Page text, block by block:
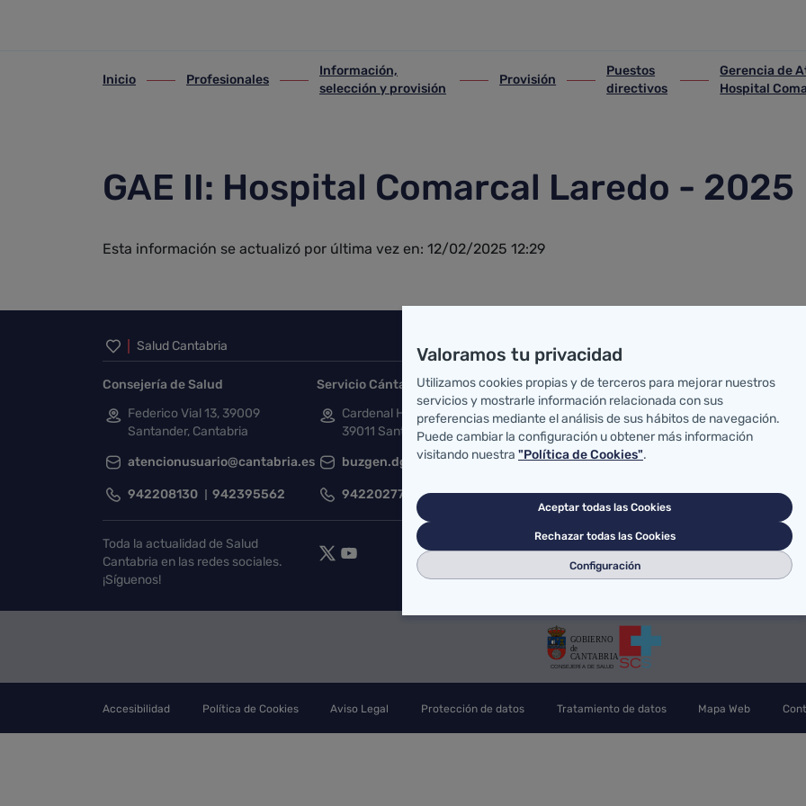
ir-a inicio
Inicio
ir-a Profesionales
Profesionales
ir-a Información, selección y provisión
Información,
selección y provisión
ir-a Provisión
Provisión
ir-a Puestos directivos
Puestos
directivos
ir-a Gerencia de
Gerencia de
Hospital
GAE II: Hospital Comarcal Laredo - 2025
Esta información se actualizó por última vez en: 12/02/2025 12:29
Inicio del pie de página
Salud Cantabria
Consejería de Salud
Federico Vial 13, 39009
Santander, Cantabria
atencionusuario@cantabria.es
942208130 942395562
Servicio Cántabro de Salud
Cardenal Herrera Oria, S/N
39011 Santander, Cantabria
buzgen.dg@scsalud.es
942202770 942202772
Toda la actualidad de Salud
Cantabria en las redes sociales.
¡Síguenos!
Accesos directos
MiSalud@SCS
Voluntades previas
Su
Acceso correo SCS
Portal
Mapa sanitario
Accesibilidad Política de Cookies Aviso Legal Protección de datos Tratamiento de datos Mapa Web
Valoramos tu privacidad
Utilizamos cookies propias y de terceros para mejorar nuestros
servicios y mostrarle información relacionada con sus
preferencias mediante el análisis de sus hábitos de navegación.
Puede cambiar la configuración u obtener más información
visitando nuestra "Política de Cookies".
Aceptar todas las Cookies
Rechazar todas las Cookies
Configuración